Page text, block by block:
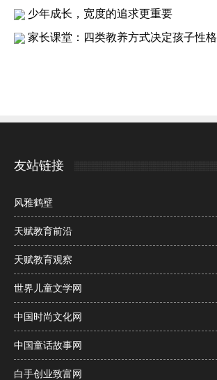
少年成长，宽度的追求更重要
家长课堂：四类教养方式决定孩子性格
友站链接
风雅鹤壁
天赋教育前沿
天赋教育观察
世界儿童文学网
中国时尚文化网
中国童话故事网
白手创业致富网